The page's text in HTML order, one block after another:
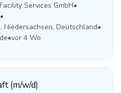
Services GmbH•
•
Niedersachsen, Deutschland•
•vor 4 Wo
(m/w/d)